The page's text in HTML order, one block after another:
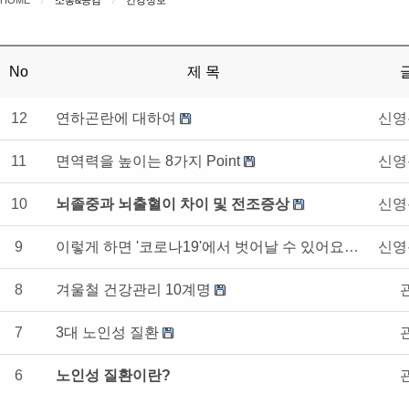
No 제 목
12 연하곤란에 대하여 신
11 면역력을 높이는 8가지 Point 신
10 뇌졸중과 뇌출혈이 차이 및 전조증상 신
9 이렇게 하면 '코로나19'에서 벗어날 수 있어요~. 신
8 겨울철 건강관리 10계명
7 3대 노인성 질환
6 노인성 질환이란?